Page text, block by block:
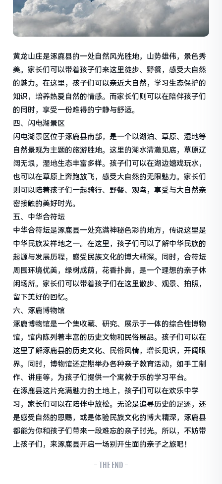
黄龙山庄是涿鹿县的一处自然风光胜地，山势雄伟，景色秀
美。家长们可以带着孩子们来这里徒步、野餐，感受大自然
的魅力。在这里，孩子们可以亲近大自然，学习生态保护的
知识，培养热爱自然的情感。而家长们则可以在陪伴孩子们
的同时，享受一份难得的宁静与舒适。
四、闪电湖景区
闪电湖景区位于涿鹿县南部，是一个以湖泊、草原、湿地等
自然景观为主题的旅游胜地。这里的湖水清澈见底，草原辽
阔无垠，湿地生态丰富多样。孩子们可以在湖边嬉戏玩水，
也可以在草原上奔跑放飞，感受大自然的无限魅力。家长们
则可以陪着孩子们一起骑行、野餐、观鸟，享受与大自然亲
密接触的美好时光。
五、中华合符坛
中华合符坛是涿鹿县一处充满神秘色彩的地方，传说这里是
中华民族发祥地之一。在这里，孩子们可以了解中华民族的
起源与发展历程，感受民族文化的博大精深。同时，合符坛
周围环境优美，绿树成荫，花香扑鼻，是一个理想的亲子休
闲场所。家长们可以带着孩子们在这里散步、观景、拍照，
留下美好的回忆。
六、涿鹿博物馆
涿鹿博物馆是一个集收藏、研究、展示于一体的综合性博物
馆，馆内陈列着丰富的历史文物和民俗展品。孩子们可以在
这里了解涿鹿县的历史文化、民俗风情，增长见识，开阔眼
界。同时，博物馆还定期举办各种亲子教育活动，如手工制
作、讲座等，为孩子们提供一个寓教于乐的学习平台。
在涿鹿县这片充满魅力的土地上，孩子们可以在欢乐中学
习，家长们可以在陪伴中放松。无论是追寻历史的足迹，还
是感受自然的恩赐，或是体验民族文化的博大精深，涿鹿县
都能为你和孩子们带来一段难忘的亲子时光。所以，不妨带
上孩子们，来涿鹿县开启一场别开生面的亲子之旅吧！
- THE END -